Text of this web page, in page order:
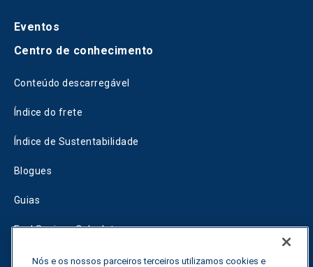
Eventos
Centro de conhecimento
Conteúdo descarregável
Índice do frete
Índice de Sustentabilidade
Blogues
Guias
Fuel Savings Calculator
Calculadora de otimização do transporte
Nós e os nossos parceiros terceiros utilizamos cookies e